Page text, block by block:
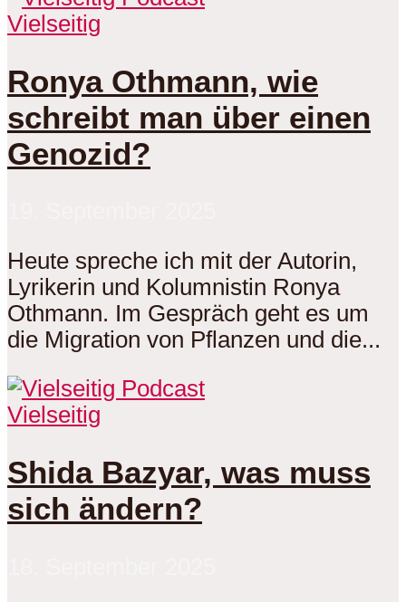
Vielseitig
Ronya Othmann, wie
schreibt man über einen
Genozid?
Heute spreche ich mit der Autorin,
Lyrikerin und Kolumnistin Ronya
Othmann. Im Gespräch geht es um
die Migration von Pflanzen und die...
Vielseitig
Shida Bazyar, was muss
sich ändern?